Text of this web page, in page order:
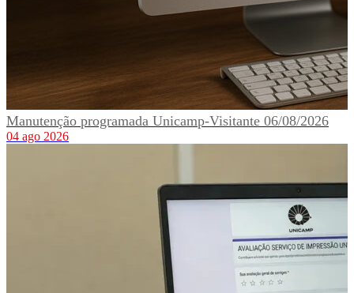
Manutenção programada Unicamp-Visitante 06/08/2026
04 ago 2026